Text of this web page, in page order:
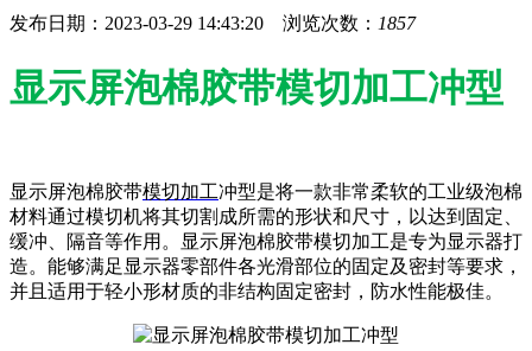
发布日期：2023-03-29 14:43:20 浏览次数： 1857
显示屏泡棉胶带模切加工冲型
显示屏泡棉胶带模切加工冲型是将一款非常柔软的工业级泡棉
材料通过模切机将其切割成所需的形状和尺寸，以达到固定、
缓冲、隔音等作用。显示屏泡棉胶带模切加工是专为显示器打
造。能够满足显示器零部件各光滑部位的固定及密封等要求，
并且适用于轻小形材质的非结构固定密封，防水性能极佳。